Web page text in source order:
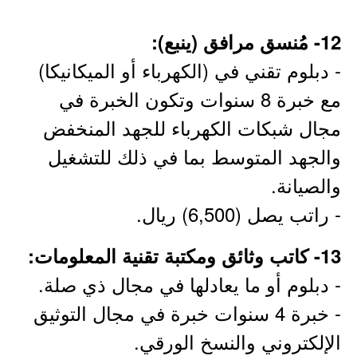
12- مُنسق مرافق (ينبع):
- دبلوم تقني في (الكهرباء أو الميكانيكا)
مع خبرة 8 سنوات وتكون الخبرة في
مجال شبكات الكهرباء للجهد المنخفض
والجهد المتوسط بما في ذلك للتشغيل
والصيانة.
- راتب يصل (6,500) ريال.
13- كاتب وثائق ومكتبة تقنية المعلومات:
- دبلوم أو ما يعادلها في مجال ذي صلة.
- خبرة 4 سنوات خبرة في مجال التوثيق
الإلكتروني والنسخ الورقي.